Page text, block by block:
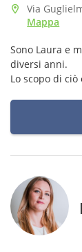
Via
Mappa
Sono Laura e
diversi anni.
Lo scopo di